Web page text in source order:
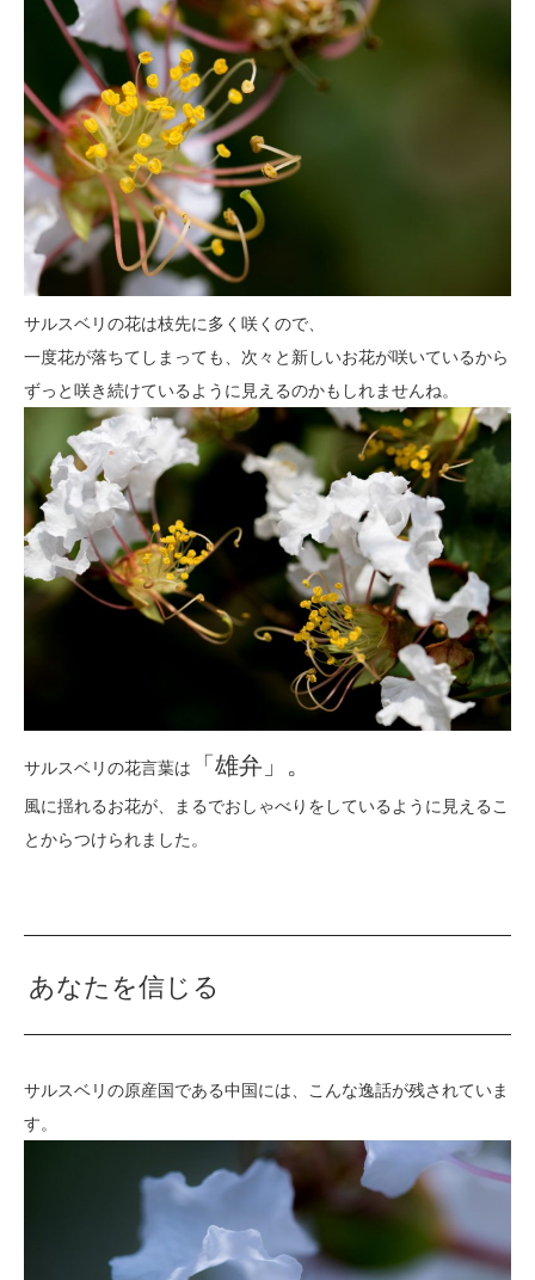
サルスベリの花は枝先に多く咲くので、
一度花が落ちてしまっても、次々と新しいお花が咲いているから
ずっと咲き続けているように見えるのかもしれませんね。
サルスベリの花言葉は 「雄弁」。
風に揺れるお花が、まるでおしゃべりをしているように見えるこ
とからつけられました。
あなたを信じる
サルスベリの原産国である中国には、こんな逸話が残されていま
す。